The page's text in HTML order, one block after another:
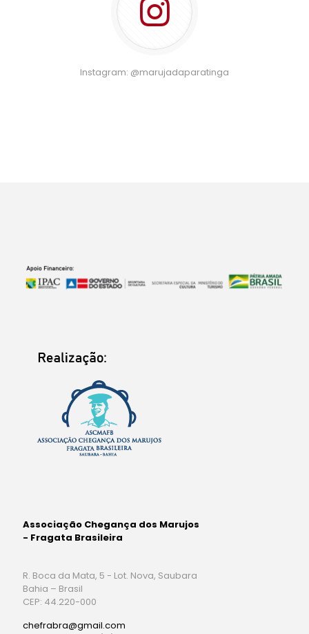
Instagram: @marujadaparatinga
Associação Chegança dos Marujos
- Fragata Brasileira
R. Boca da Mata, 5 - Lot. Nova, Saubara
Bahia – Brasil
CEP: 44.220-000
chefrabra@gmail.com